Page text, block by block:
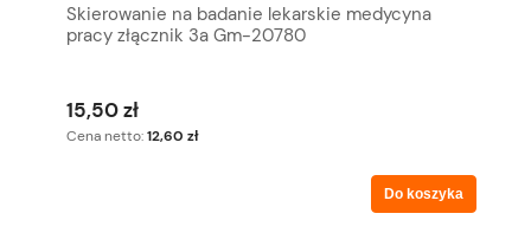
Skierowanie na badanie lekarskie medycyna
pracy złącznik 3a Gm-20780
15,50 zł
Cena netto:12,60 zł
Do koszyka